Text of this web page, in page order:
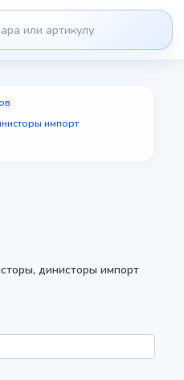
импорт
динисторы импорт